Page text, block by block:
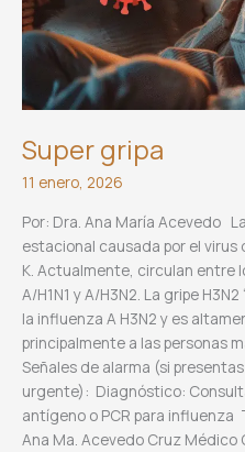
Super gripa
11 enero, 2026
Por: Dra. Ana María Acevedo
estacional causada por el virus
K. Actualmente, circulan entre
A/H1N1 y A/H3N2. La gripe
la influenza A H3N2 y es
principalmente a las personas
Señales de alarma (si
urgente): Diagnóstico:
antígeno o PCR para influenza
Ana Ma. Acevedo Cruz Médico